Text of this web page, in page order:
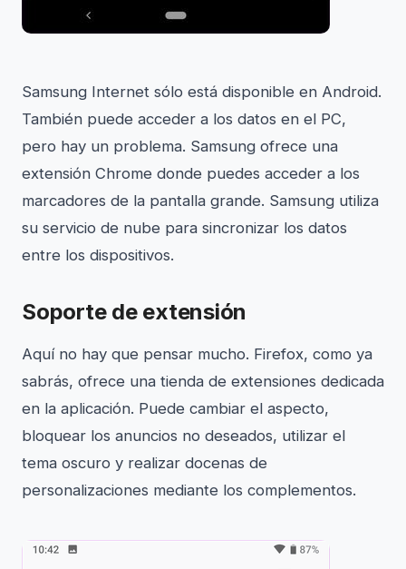
Samsung Internet sólo está disponible en Android.
También puede acceder a los datos en el PC,
pero hay un problema. Samsung ofrece una
extensión Chrome donde puedes acceder a los
marcadores de la pantalla grande. Samsung utiliza
su servicio de nube para sincronizar los datos
entre los dispositivos.
Soporte de extensión
Aquí no hay que pensar mucho. Firefox, como ya
sabrás, ofrece una tienda de extensiones dedicada
en la aplicación. Puede cambiar el aspecto,
bloquear los anuncios no deseados, utilizar el
tema oscuro y realizar docenas de
personalizaciones mediante los complementos.